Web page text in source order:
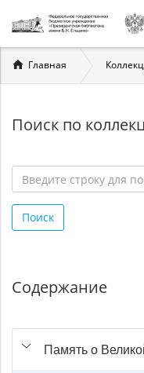
Вы
здесь
Главная
Поиск по
строку
для
Поиск
Содержание
Память о